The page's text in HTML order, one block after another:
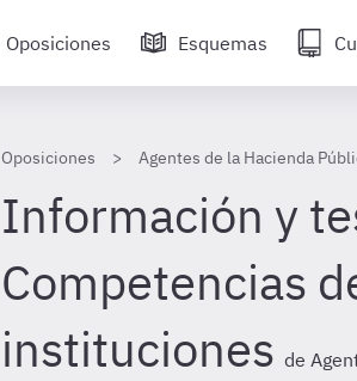
Oposiciones Esquemas
Oposiciones Agentes de la Hacienda
Información y
Competencias
instituciones de